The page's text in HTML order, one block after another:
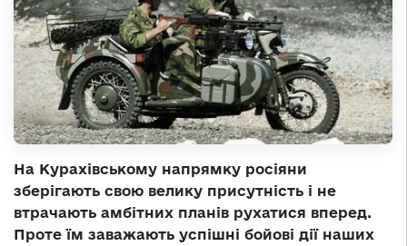
На Курахівському напрямку росіяни
зберігають свою велику присутність і не
втрачають амбітних планів рухатися вперед.
Проте їм заважають успішні бойові дії наших